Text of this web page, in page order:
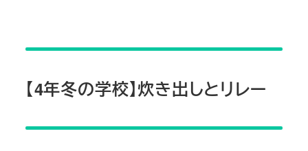
【4年冬の学校】炊き出しとリレー